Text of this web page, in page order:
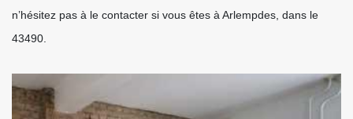
n’hésitez pas à le contacter si vous êtes à Arlempdes, dans le
43490.